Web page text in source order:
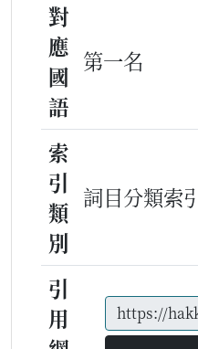
對
應
國
語
第一名
索
引
類
別
詞目分類索
引
用